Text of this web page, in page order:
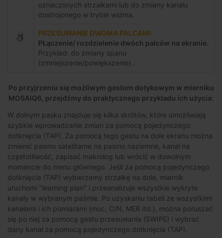
oznaczonych strzałkami lub do zmiany kanału
dostrojonego w trybie widma.
PRZESUWANIE DWOMA PALCAMI:
PŁączenie/ rozdzielenie dwóch palców na ekranie.
Przykład: do zmiany spanu
(zmniejszenie/powiększenie)..
Po przyjrzeniu się możliwym gestom dotykowym w mierniku
MOSAIQ6, przejdźmy do praktycznego przykładu ich użycia:
W dolnym pasku znajduje się kilka skrótów, które umożliwiają
szybkie wprowadzanie zmian za pomocą pojedynczego
dotknięcia (TAP). Za pomocą tego gestu na dole ekranu można
zmienić pasmo satelitarne na pasmo naziemne, kanał na
częstotliwość, zapisać makrolog lub wrócić w dowolnym
momencie do menu głównego. Jeśli za pomocą pojedynczego
dotknięcia (TAP) wybierzemy strzałkę na dole, miernik
uruchomi "learning plan" i przeanalizuje wszystkie wykryte
kanały w wybranym paśmie. Po uzyskaniu tabeli ze wszystkimi
kanałami i ich pomiarami (moc, C/N, MER itd.), można poruszać
się po niej za pomocą gestu przesuwania (SWIPE) i wybrać
dany kanał za pomocą pojedynczego dotknięcia (TAP).